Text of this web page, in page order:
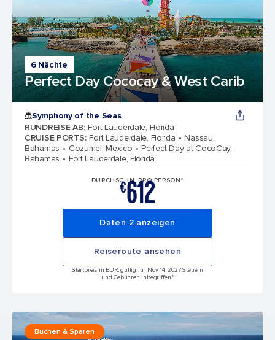
6 Nächte
Perfect Day Cococay & West Carib
Symphony of the Seas
RUNDREISE AB: Fort Lauderdale, Florida
CRUISE PORTS: Fort Lauderdale, Florida
Nassau,
Bahamas
Cozumel, Mexico
Perfect Day at CocoCay,
Bahamas
Fort Lauderdale, Florida
DURCHSCHN. PRO PERSON*
€612
Daten 2 anzeigen
Reiseroute ansehen
Startpreis in EUR, gültig für Nov 14, 2027 Steuern
und Gebühren inbegriffen.*
Buchen & Sparen